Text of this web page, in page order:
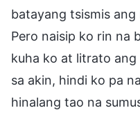
batayang tsismis ang
Pero naisip ko rin na
kuha ko at litrato ang
sa akin, hindi ko pa
hinalang tao na